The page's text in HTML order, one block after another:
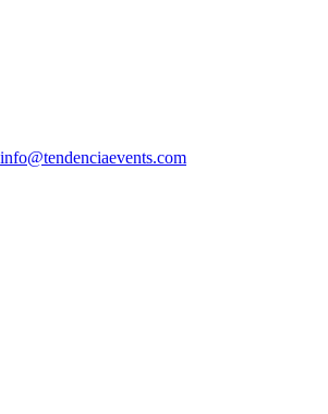
info@tendenciaevents.com